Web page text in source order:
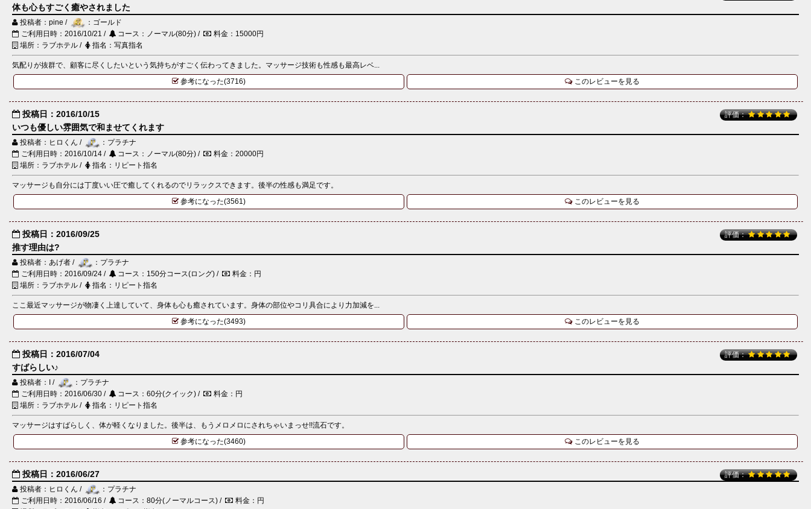
体も心もすごく癒やされました
投稿者：pine /
：ゴールド
ご利用日時：2016/10/21 /
コース：ノーマル(80分) /
料金：15000円
場所：ラブホテル /
指名：写真指名
気配りが抜群で、顧客に尽くしたいという気持ちがすごく伝わってきました。マッサージ技術も性感も最高レベ...
参考になった(3716)
このレビューを見る
評価：
投稿日：2016/10/15
いつも優しい雰囲気で和ませてくれます
投稿者：ヒロくん /
：プラチナ
ご利用日時：2016/10/14 /
コース：ノーマル(80分) /
料金：20000円
場所：ラブホテル /
指名：リピート指名
マッサージも自分には丁度いい圧で癒してくれるのでリラックスできます。後半の性感も満足です。
参考になった(3561)
このレビューを見る
評価：
投稿日：2016/09/25
推す理由は?
投稿者：あげ者 /
：プラチナ
ご利用日時：2016/09/24 /
コース：150分コース(ロング) /
料金：円
場所：ラブホテル /
指名：リピート指名
ここ最近マッサージが物凄く上達していて、身体も心も癒されています。身体の部位やコリ具合により力加減を...
参考になった(3493)
このレビューを見る
評価：
投稿日：2016/07/04
すばらしい♪
投稿者：I /
：プラチナ
ご利用日時：2016/06/30 /
コース：60分(クイック) /
料金：円
場所：ラブホテル /
指名：リピート指名
マッサージはすばらしく、体が軽くなりました。後半は、もうメロメロにされちゃいまっせ!!流石です。
参考になった(3460)
このレビューを見る
評価：
投稿日：2016/06/27
投稿者：ヒロくん /
：プラチナ
ご利用日時：2016/06/16 /
コース：80分(ノーマルコース) /
料金：円